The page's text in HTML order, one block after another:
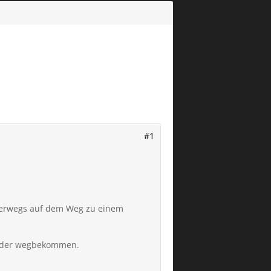
#1
auf dem Weg zu einem
wegbekommen.